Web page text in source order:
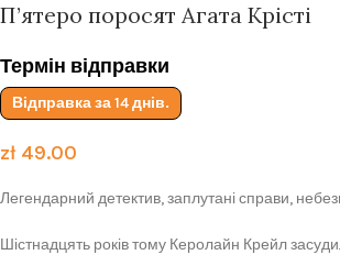
П’ятеро поросят Агата Крісті
Термін відправки
Відправка за 14 днів.
zł49.00
Легендарний детектив, заплутані справи,
Шістнадцять років тому Керолайн Крейл